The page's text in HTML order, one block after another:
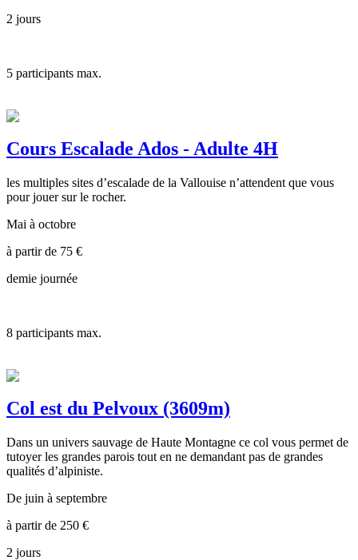
2 jours
5 participants max.
Cours Escalade Ados - Adulte 4H
les multiples sites d’escalade de la Vallouise n’attendent que vous
pour jouer sur le rocher.
Mai à octobre
à partir de 75 €
demie journée
8 participants max.
Col est du Pelvoux (3609m)
Dans un univers sauvage de Haute Montagne ce col vous permet de
tutoyer les grandes parois tout en ne demandant pas de grandes
qualités d’alpiniste.
De juin à septembre
à partir de 250 €
2 jours